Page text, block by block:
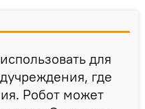
для
где
Робот может